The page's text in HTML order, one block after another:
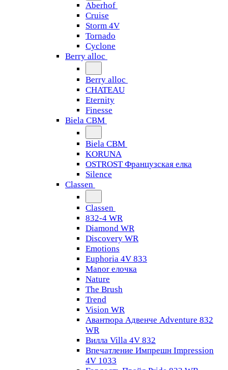
Aberhof
Cruise
Storm 4V
Tornado
Сyclone
Berry alloc
Berry alloc
CHATEAU
Eternity
Finesse
Biela CBM
Biela CBM
KORUNA
OSTROST Французская елка
Silence
Classen
Classen
832-4 WR
Diamond WR
Discovery WR
Emotions
Euphoria 4V 833
Manor елочка
Nature
The Brush
Trend
Vision WR
Авантюра Адвенче Adventure 832
WR
Вилла Villa 4V 832
Впечатление Импрешн Impression
4V 1033